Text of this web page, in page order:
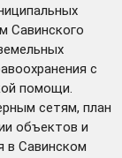
Савинского
с
помощи.
сетям, план
объектов и
в Савинском